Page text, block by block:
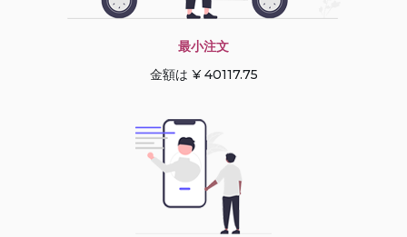
最小注文
金額は ¥ 40117.75